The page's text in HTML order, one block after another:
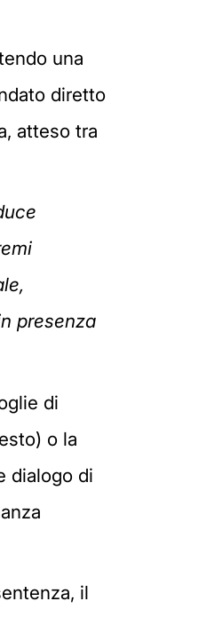
una
diretto
atteso tra
presenza
di
o la
dialogo di
il